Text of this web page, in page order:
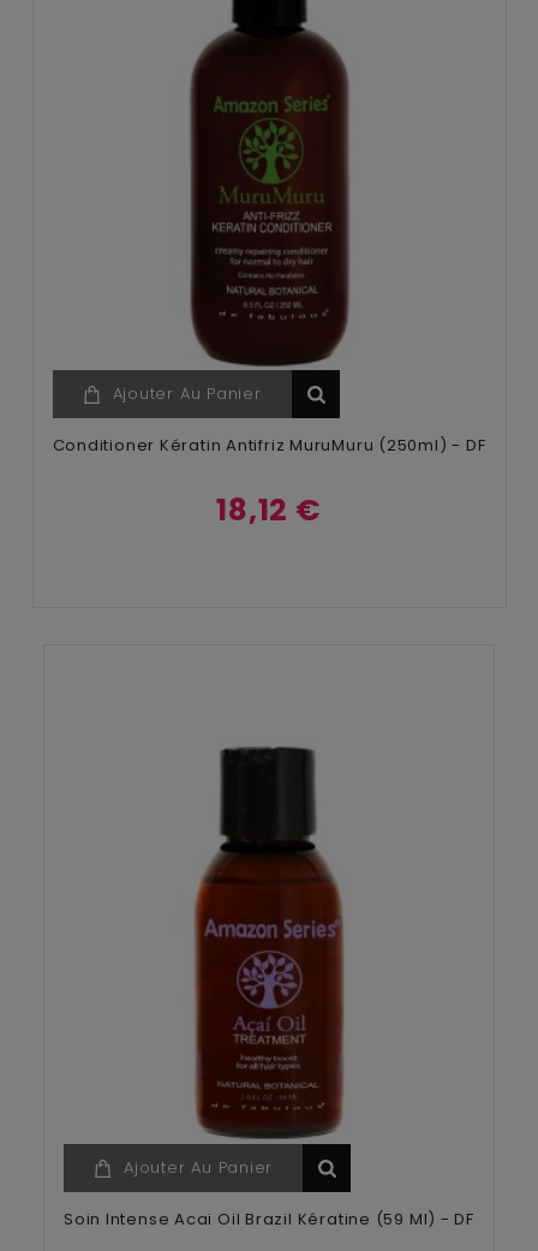
Ajouter Au Panier
Conditioner Kératin Antifriz MuruMuru (250ml) - DF
18,12 €
Ajouter Au Panier
Soin Intense Acai Oil Brazil Kératine (59 Ml) - DF